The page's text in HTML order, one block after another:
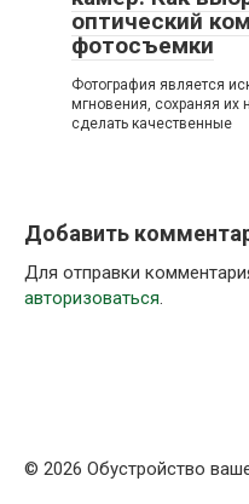
оптический
фотосъемки
Фотография является
мгновения, сохраняя их
сделать качественные
Добавить
Для отправки
авторизоваться.
© 2026 Обустройство